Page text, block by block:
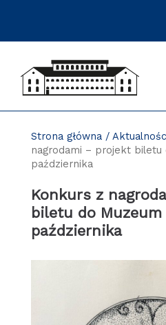
Strona główna/
nagrodami – projekt biletu
października
Konkurs z
biletu do Muzeum
października